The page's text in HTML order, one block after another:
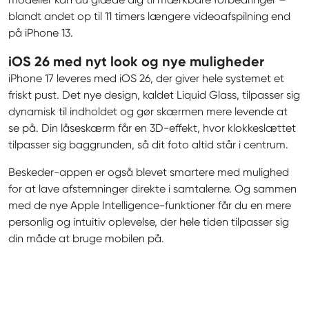
blandt andet op til 11 timers længere videoafspilning end
på iPhone 13.
iOS 26 med nyt look og nye muligheder
iPhone 17 leveres med iOS 26, der giver hele systemet et
friskt pust. Det nye design, kaldet Liquid Glass, tilpasser sig
dynamisk til indholdet og gør skærmen mere levende at
se på. Din låseskærm får en 3D-effekt, hvor klokkeslættet
tilpasser sig baggrunden, så dit foto altid står i centrum.
Beskeder-appen er også blevet smartere med mulighed
for at lave afstemninger direkte i samtalerne. Og sammen
med de nye Apple Intelligence-funktioner får du en mere
personlig og intuitiv oplevelse, der hele tiden tilpasser sig
din måde at bruge mobilen på.